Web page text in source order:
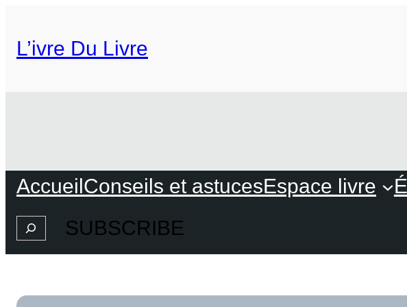
L’ivre Du Livre
AccueilConseils et astucesEspace livre
SearchSUBSCRIBE